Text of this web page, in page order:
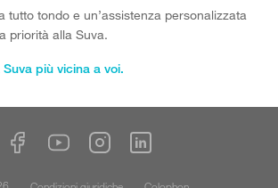
tutto tondo e un’assistenza personalizzata
priorità alla Suva.
Suva più vicina a voi.